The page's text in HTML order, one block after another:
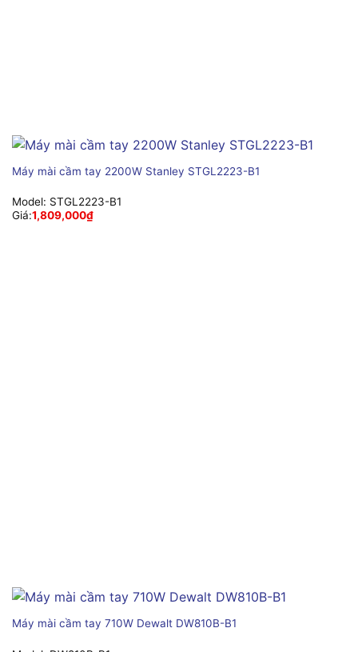
Máy mài cầm tay 2200W Stanley STGL2223-B1
Model: STGL2223-B1
Giá:1,809,000₫
Máy mài cầm tay 710W Dewalt DW810B-B1